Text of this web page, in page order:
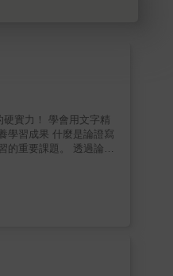
硬實力！ 學會用文字精
麼是論證寫
題。 透過論證
黃春木老師在教育現場
科老師恐怕難以協助；